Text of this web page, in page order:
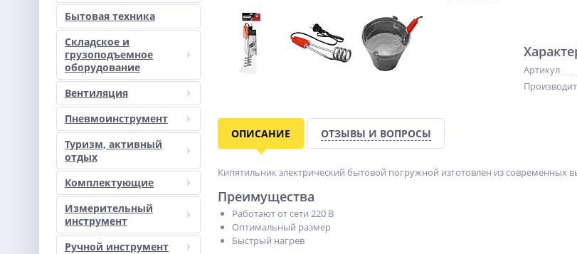
Бытовая техника
Складское и
грузоподъемное
оборудование
Вентиляция
Пневмоинструмент
Туризм, активный
отдых
Комплектующие
Измерительный
инструмент
Ручной инструмент
Артикул
ОПИСАНИЕ ОТЗЫВЫ И ВОПРОСЫ
Кипятильник электрический бытовой погружной изготовлен из современных
Преимущества
Работают от сети 220 В
Оптимальный размер
Быстрый нагрев